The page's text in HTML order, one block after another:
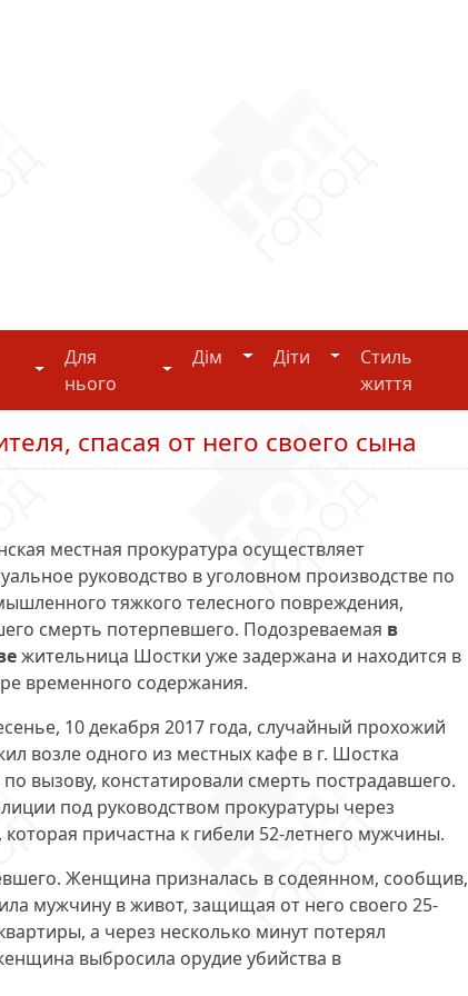
Для неї
Для
нього
Для нього
Дім Дім Діти ДітиСтиль
життя
спасая от него своего сына
местная прокуратура осуществляет
руководство в уголовном производстве по
тяжкого телесного повреждения,
смерть потерпевшего. Подозреваемая в
жительница Шостки уже задержана и находится в
временного содержания.
10 декабря 2017 года, случайный прохожий
возле одного из местных кафе в г. Шостка
вызову, констатировали смерть пострадавшего.
под руководством прокуратуры через
причастна к гибели 52-летнего мужчины.
Женщина призналась в содеянном, сообщив,
мужчину в живот, защищая от него своего 25-
а через несколько минут потерял
выбросила орудие убийства в